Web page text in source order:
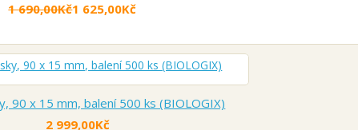
1 690,00Kč1 625,00Kč
90 x 15 mm, balení 500 ks (BIOLOGIX)
2 999,00Kč